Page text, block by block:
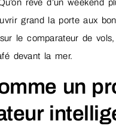
rêve d’un weekend
grand la porte aux
le comparateur de
devant la mer.
un